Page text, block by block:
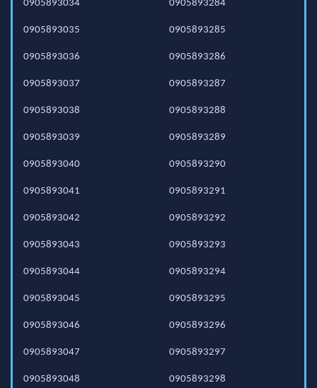
0905893034
0905893035
0905893036
0905893037
0905893038
0905893039
0905893040
0905893041
0905893042
0905893043
0905893044
0905893045
0905893046
0905893047
0905893048
0905893284
0905893285
0905893286
0905893287
0905893288
0905893289
0905893290
0905893291
0905893292
0905893293
0905893294
0905893295
0905893296
0905893297
0905893298